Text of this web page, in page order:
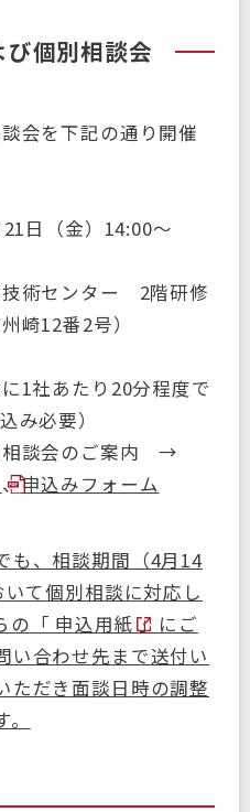
個別相談会
会を下記の通り開催
21日（金）14:00～
技術センター 2階研修
崎12番2号）
1社あたり20分程度で
み必要）
相談会のご案内 →
、申込みフォーム
も、相談期間（4月14
て個別相談に対応し
の「 申込用紙」にご
い合わせ先まで送付い
ただき面談日時の調整